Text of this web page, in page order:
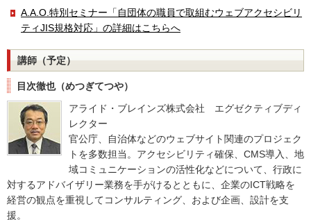
A.A.O.特別セミナー「自団体の職員で取組むウェブアクセシビリ
ティJIS規格対応」の詳細はこちらへ
講師（予定）
目次徹也（めつぎてつや）
アライド・ブレインズ株式会社 エグゼクティブディ
レクター
官公庁、自治体などのウェブサイト関連のプロジェク
トを多数担当。アクセシビリティ確保、CMS導入、地
域コミュニケーションの活性化などについて、行政に
対するアドバイザリー業務を手がけるとともに、企業のICT戦略を
経営の観点を重視してコンサルティング、および企画、設計を支
援。